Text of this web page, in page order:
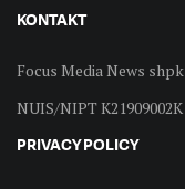
KONTAKT
Focus Media News shpk
NUIS/NIPT K21909002K
PRIVACY POLICY